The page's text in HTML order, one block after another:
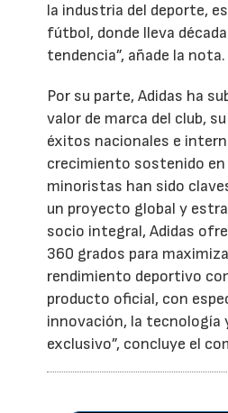
la industria del deporte,
fútbol, donde lleva
tendencia”, añade la nota.
Por su parte, Adidas ha
valor de marca del club,
éxitos nacionales e
crecimiento sostenido
minoristas han sido
un proyecto global y
socio integral, Adidas
360 grados para
rendimiento deportivo
producto oficial, con
innovación, la tecnología
exclusivo”, concluye el